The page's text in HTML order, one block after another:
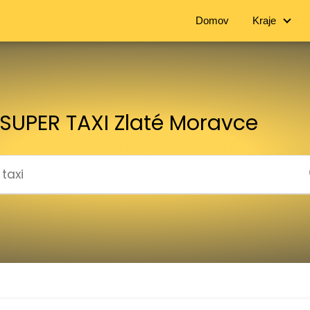
Domov Kraje
SUPER TAXI Zlaté Moravce